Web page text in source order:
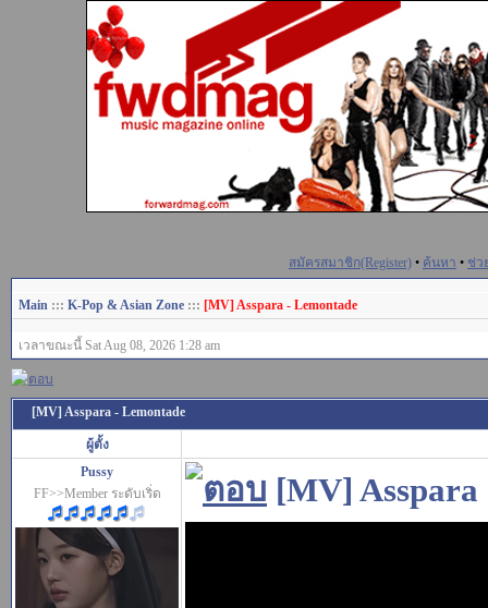
สมัครสมาชิก(Register) • ค้นหา • ช่ว
Main ::: K-Pop & Asian Zone ::: [MV] Asspara - Lemontade
เวลาขณะนี้ Sat Aug 08, 2026 1:28 am
[MV] Asspara - Lemontade
ผู้ตั้ง
Pussy
FF>>Member ระดับเริ่ด
[MV]